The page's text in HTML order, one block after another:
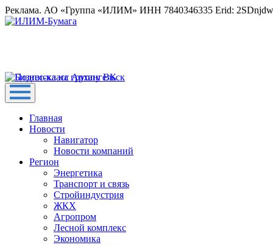
Реклама. АО «Группа «ИЛИМ» ИНН 7840346335 Erid:
Главная
Новости
Навигатор
Новости компаний
Регион
Энергетика
Транспорт и связь
Стройиндустрия
ЖКХ
Агропром
Лесной комплекс
Экономика